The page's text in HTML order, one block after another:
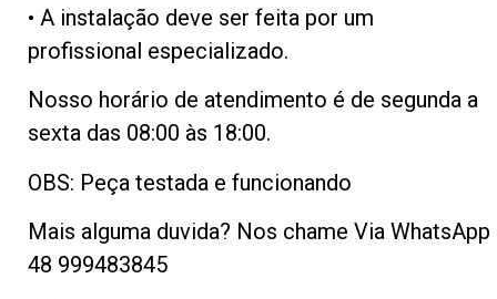
• A instalação deve ser feita por um
profissional especializado.
Nosso horário de atendimento é de segunda a
sexta das 08:00 às 18:00.
OBS: Peça testada e funcionando
Mais alguma duvida? Nos chame Via WhatsApp
48 999483845